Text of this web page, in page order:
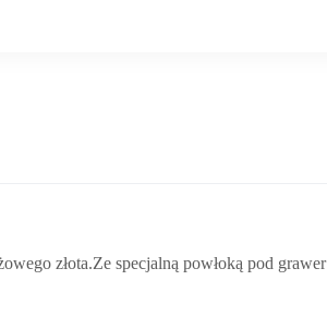
złota.Ze specjalną powłoką pod grawer